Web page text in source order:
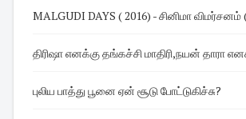
MALGUDI DAYS ( 2016) - சினிமா
திரிஷா எனக்கு தங்கச்சி மாதிரி,நயன் தாரா
புலிய பாத்து பூனை ஏன் சூடு போட்டுகிச்சு?